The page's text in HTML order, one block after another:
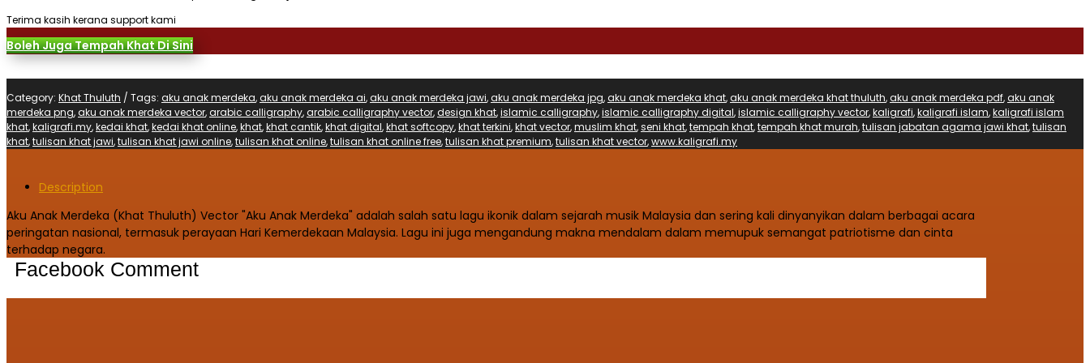
Terima kasih kerana support kami
Boleh Juga Tempah Khat Di Sini
Category: Khat Thuluth Tags: aku anak merdeka,aku anak merdeka ai,aku anak merdeka jawi,aku anak merdeka jpg,aku anak merdeka khat,aku anak merdeka khat thuluth,aku anak merdeka pdf,aku anak
merdeka png,aku anak merdeka vector,arabic calligraphy,arabic calligraphy vector,design khat,islamic calligraphy,islamic calligraphy digital,islamic calligraphy vector,kaligrafi,kaligrafi islam,kaligrafi islam
khat,kaligrafi.my,kedai khat,kedai khat online,khat,khat cantik,khat digital,khat softcopy,khat terkini,khat vector,muslim khat,seni khat,tempah khat,tempah khat murah,tulisan jabatan agama jawi khat,tulisan
khat,tulisan khat jawi,tulisan khat jawi online,tulisan khat online,tulisan khat online free,tulisan khat premium,tulisan khat vector,www.kaligrafi.my
Description
Aku Anak Merdeka (Khat Thuluth) Vector "Aku Anak Merdeka" adalah salah satu lagu ikonik dalam sejarah musik Malaysia dan sering kali dinyanyikan dalam berbagai acara
peringatan nasional, termasuk perayaan Hari Kemerdekaan Malaysia. Lagu ini juga mengandung makna mendalam dalam memupuk semangat patriotisme dan cinta
terhadap negara.
Facebook Comment